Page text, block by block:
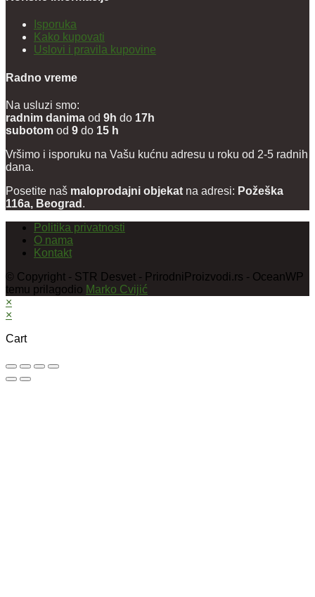
Isporuka
Kako kupovati
Uslovi i pravila kupovine
Radno vreme
Na usluzi smo:
radnim danima od 9h do 17h
subotom od 9 do 15 h
Vršimo i isporuku na Vašu kućnu adresu u roku od 2-5 radnih
dana.
Posetite naš maloprodajni objekat na adresi: Požeška
116a, Beograd .
Politika privatnosti
O nama
Kontakt
© Copyright - STR Desvet - PrirodniProizvodi.rs - OceanWP
temu prilagodio Marko Cvijić
×
×
Cart